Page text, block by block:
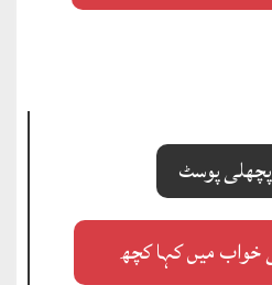
پچھلی پوسٹ